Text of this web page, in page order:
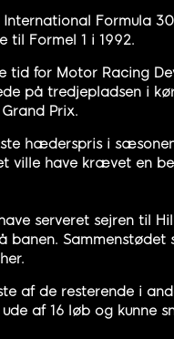
Formula
til Formel 1 i 1992.
for Motor Racing
på tredjepladsen i
Prix.
hæderspris i
ville have krævet en
serveret sejren til
banen.
af de resterende i
af 16 løb og kunne